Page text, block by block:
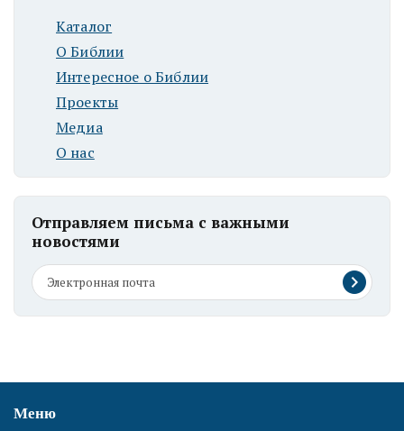
Каталог
О Библии
Интересное о Библии
Проекты
Медиа
О нас
Отправляем письма с важными
новостями
Меню